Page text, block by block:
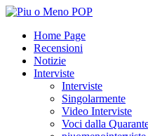
Home Page
Recensioni
Notizie
Interviste
Interviste
Singolarmente
Video Interviste
Voci dalla